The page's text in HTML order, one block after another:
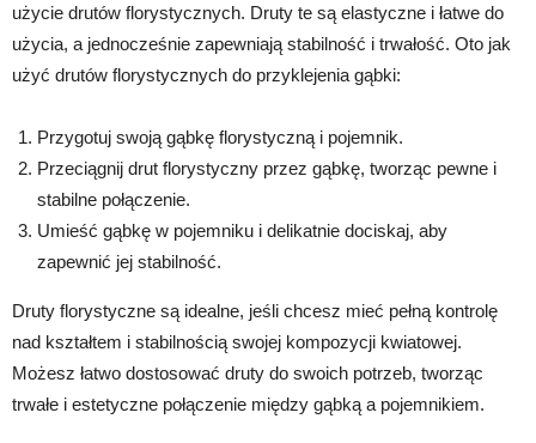
użycie drutów florystycznych. Druty te są elastyczne i łatwe do
użycia, a jednocześnie zapewniają stabilność i trwałość. Oto jak
użyć drutów florystycznych do przyklejenia gąbki:
Przygotuj swoją gąbkę florystyczną i pojemnik.
Przeciągnij drut florystyczny przez gąbkę, tworząc pewne i
stabilne połączenie.
Umieść gąbkę w pojemniku i delikatnie dociskaj, aby
zapewnić jej stabilność.
Druty florystyczne są idealne, jeśli chcesz mieć pełną kontrolę
nad kształtem i stabilnością swojej kompozycji kwiatowej.
Możesz łatwo dostosować druty do swoich potrzeb, tworząc
trwałe i estetyczne połączenie między gąbką a pojemnikiem.